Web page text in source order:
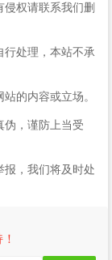
权请联系我们删
行处理，本站不承
的内容或立场。
伪，谨防上当受
报，我们将及时处